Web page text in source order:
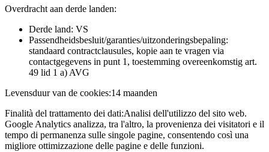
Overdracht aan derde landen:
Derde land: VS
Passendheidsbesluit/garanties/uitzonderingsbepaling:
standaard contractclausules, kopie aan te vragen via
contactgegevens in punt 1, toestemming overeenkomstig art.
49 lid 1 a) AVG
Levensduur van de cookies:14 maanden
Finalità del trattamento dei dati:Analisi dell'utilizzo del sito web.
Google Analytics analizza, tra l'altro, la provenienza dei visitatori e il
tempo di permanenza sulle singole pagine, consentendo così una
migliore ottimizzazione delle pagine e delle funzioni.